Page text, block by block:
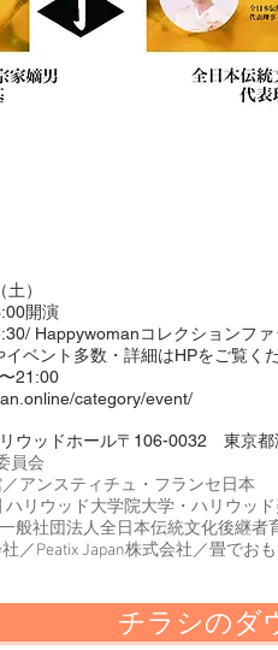
）
開演
Happywomanコレクションフ
ベント多数・詳細はHPをご覧く
21:00
category/event/
ウッドホール〒106-0032 東京都
員会​
アンスティチュ・フランセ日本​
リウッド大学院大学・ハリウッ
般社団法人全日本伝統文化後継
／Peatix Japan株式会社／畳でお
チラシのダ